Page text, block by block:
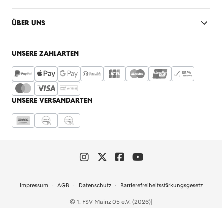
ÜBER UNS
UNSERE ZAHLARTEN
UNSERE VERSANDARTEN
Impressum AGB Datenschutz Barrierefreiheitsstärkungsgesetz
© 1. FSV Mainz 05 e.V. (2026)|